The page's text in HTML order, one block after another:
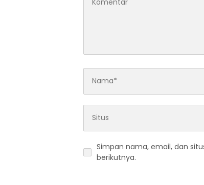
Simpan nama, email, dan
berikutnya.